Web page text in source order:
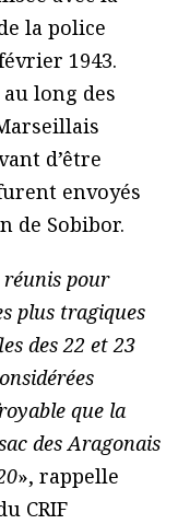
la police
1943.
long des
d’être
envoyés
de Sobibor.
réunis pour
plus tragiques
des 22 et 23
que la
des Aragonais
», rappelle
CRIF